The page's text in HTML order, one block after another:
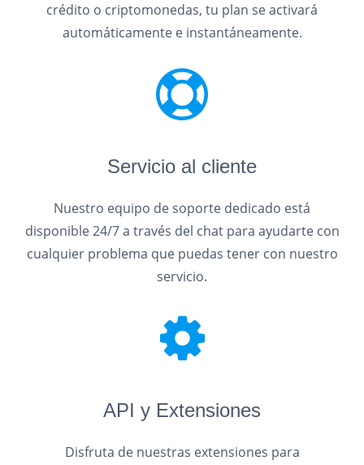
crédito o criptomonedas, tu plan se activará
automáticamente e instantáneamente.
Servicio al cliente
Nuestro equipo de soporte dedicado está
disponible 24/7 a través del chat para ayudarte con
cualquier problema que puedas tener con nuestro
servicio.
API y Extensiones
Disfruta de nuestras extensiones para